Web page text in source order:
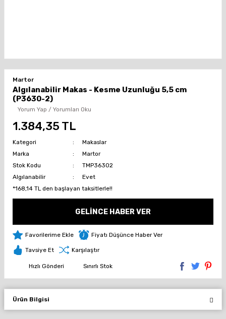
Martor
Algılanabilir Makas - Kesme Uzunluğu 5,5 cm
(P3630-2)
Yorum Yap / Yorumları Oku
1.384,35 TL
Kategori
Makaslar
Marka
Martor
Stok Kodu
TMP36302
Algılanabilir
Evet
*168,14 TL den başlayan taksitlerle!!
GELİNCE HABER VER
Fiyatı Düşünce Haber Ver
Tavsiye Et Karşılaştır
Hızlı Gönderi Sınırlı Stok
Ürün Bilgisi